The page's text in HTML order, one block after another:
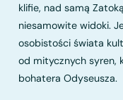
klifie, nad samą
niesamowite widoki.
osobistości świata
od mitycznych syren,
bohatera Odyseusza.